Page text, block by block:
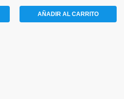
AÑADIR AL CARRITO